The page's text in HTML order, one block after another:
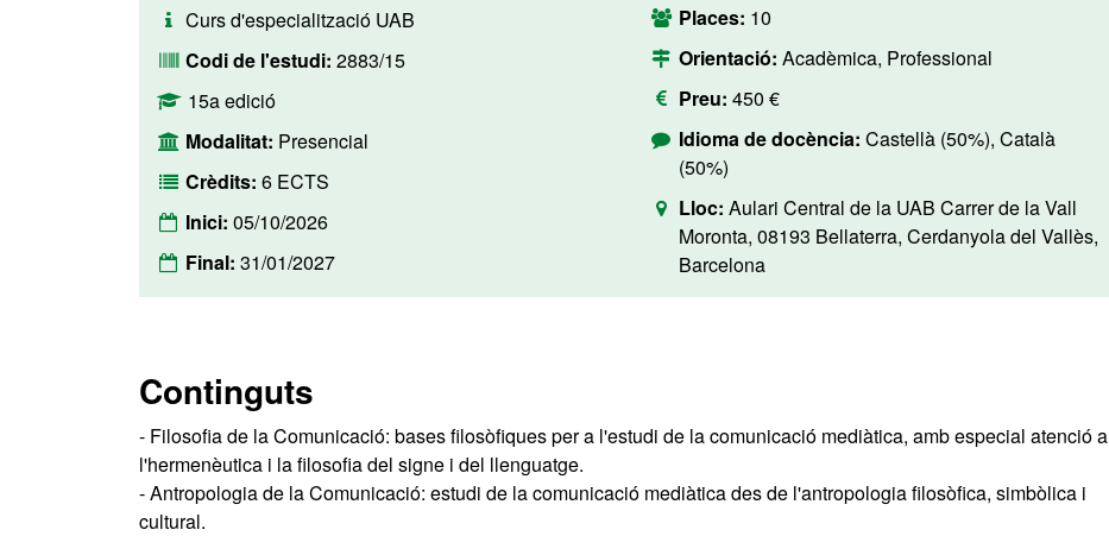
Curs d'especialització UAB
Codi de l'estudi: 2883/15
15a edició
Modalitat: Presencial
Crèdits: 6 ECTS
Inici: 05/10/2026
Final: 31/01/2027
Places: 10
Orientació: Acadèmica, Professional
Preu: 450 €
Idioma de docència: Castellà (50%), Català
(50%)
Lloc: Aulari Central de la UAB Carrer de la Vall
Moronta, 08193 Bellaterra, Cerdanyola del Vallès,
Barcelona
Continguts
- Filosofia de la Comunicació: bases filosòfiques per a l'estudi de la comunicació mediàtica, amb especial atenció a
l'hermenèutica i la filosofia del signe i del llenguatge.
- Antropologia de la Comunicació: estudi de la comunicació mediàtica des de l'antropologia filosòfica, simbòlica i
cultural.